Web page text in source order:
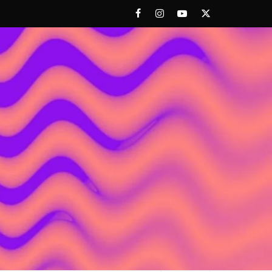
FacebookInstagramYoutubeTwitter